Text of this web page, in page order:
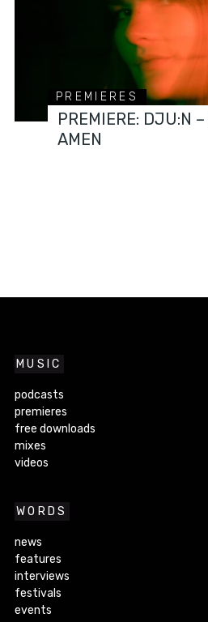
PREMIERES
PREMIERE: DJU:N
AMEN
MUSIC
podcasts
premieres
free downloads
mixes
videos
WORDS
news
features
interviews
festivals
events